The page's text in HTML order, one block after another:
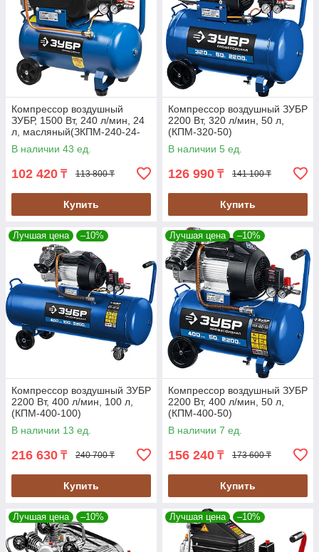
Компрессор воздушный
ЗУБР, 1500 Вт, 240 л/мин, 24
л, масляный(ЗКПМ-240-24-
1.5)
В наличии 43 ед.
102 420 ₸ 113 800 ₸
Купить
Компрессор воздушный ЗУБР
2200 Вт, 320 л/мин, 50 л,
(КПМ-320-50)
В наличии 5 ед.
126 990 ₸ 141 100 ₸
Купить
Лучшая цена –10%
Компрессор воздушный ЗУБР
2200 Вт, 400 л/мин, 100 л,
(КПМ-400-100)
В наличии 13 ед.
216 630 ₸ 240 700 ₸
Купить
Лучшая цена –10%
Компрессор воздушный ЗУБР
2200 Вт, 400 л/мин, 50 л,
(КПМ-400-50)
В наличии 7 ед.
156 240 ₸ 173 600 ₸
Купить
Лучшая цена –10% Лучшая цена –10%